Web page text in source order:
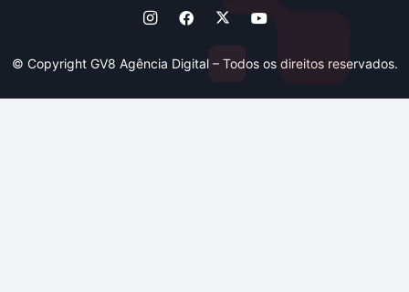
© Copyright GV8 Agência Digital – Todos os direitos reservados.